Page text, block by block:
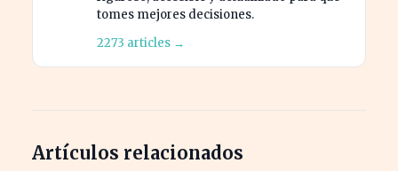
tomes mejores decisiones.
2273 articles →
Artículos relacionados